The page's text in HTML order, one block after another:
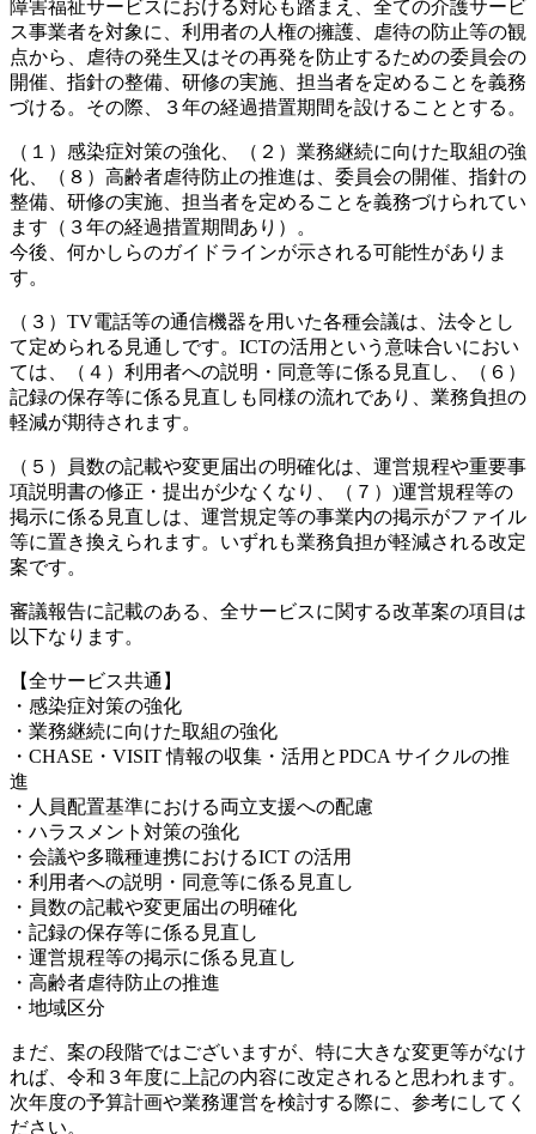
障害福祉サービスにおける対応も踏まえ、全ての介護サービ
ス事業者を対象に、利用者の人権の擁護、虐待の防止等の観
点から、虐待の発生又はその再発を防止するための委員会の
開催、指針の整備、研修の実施、担当者を定めることを義務
づける。その際、３年の経過措置期間を設けることとする。
（１）感染症対策の強化、（２）業務継続に向けた取組の強
化、（８）高齢者虐待防止の推進は、委員会の開催、指針の
整備、研修の実施、担当者を定めることを義務づけられてい
ます（３年の経過措置期間あり）。
今後、何かしらのガイドラインが示される可能性がありま
す。
（３）TV電話等の通信機器を用いた各種会議は、法令とし
て定められる見通しです。ICTの活用という意味合いにおい
ては、（４）利用者への説明・同意等に係る見直し、（６）
記録の保存等に係る見直しも同様の流れであり、業務負担の
軽減が期待されます。
（５）員数の記載や変更届出の明確化は、運営規程や重要事
項説明書の修正・提出が少なくなり、（７）)運営規程等の
掲示に係る見直しは、運営規定等の事業内の掲示がファイル
等に置き換えられます。いずれも業務負担が軽減される改定
案です。
審議報告に記載のある、全サービスに関する改革案の項目は
以下なります。
【全サービス共通】
・感染症対策の強化
・業務継続に向けた取組の強化
・CHASE・VISIT 情報の収集・活用とPDCA サイクルの推
進
・人員配置基準における両立支援への配慮
・ハラスメント対策の強化
・会議や多職種連携におけるICT の活用
・利用者への説明・同意等に係る見直し
・員数の記載や変更届出の明確化
・記録の保存等に係る見直し
・運営規程等の掲示に係る見直し
・高齢者虐待防止の推進
・地域区分
まだ、案の段階ではございますが、特に大きな変更等がなけ
れば、令和３年度に上記の内容に改定されると思われます。
次年度の予算計画や業務運営を検討する際に、参考にしてく
ださい。